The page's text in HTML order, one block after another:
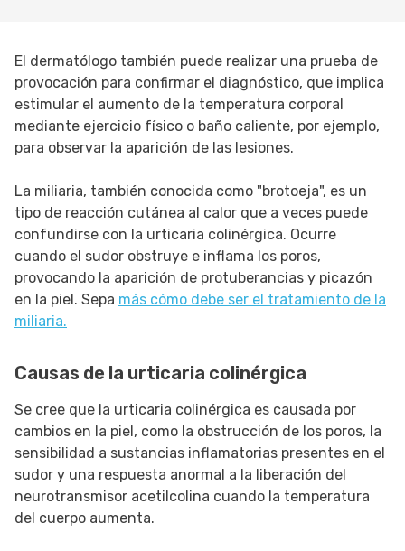
El dermatólogo también puede realizar una prueba de
provocación para confirmar el diagnóstico, que implica
estimular el aumento de la temperatura corporal
mediante ejercicio físico o baño caliente, por ejemplo,
para observar la aparición de las lesiones.
La miliaria, también conocida como "brotoeja", es un
tipo de reacción cutánea al calor que a veces puede
confundirse con la urticaria colinérgica. Ocurre
cuando el sudor obstruye e inflama los poros,
provocando la aparición de protuberancias y picazón
en la piel. Sepa más cómo debe ser el tratamiento de la
miliaria.
Causas de la urticaria colinérgica
Se cree que la urticaria colinérgica es causada por
cambios en la piel, como la obstrucción de los poros, la
sensibilidad a sustancias inflamatorias presentes en el
sudor y una respuesta anormal a la liberación del
neurotransmisor acetilcolina cuando la temperatura
del cuerpo aumenta.